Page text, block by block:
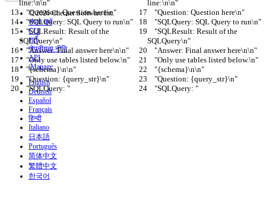
line:\n\n"
line:\n\n"
    "Question: Question here\n"
    "Question: Question here\n"
    "SQLQuery: SQL Query to run\n"
    "SQLQuery: SQL Query to run\n"
    "SQLResult: Result of the
SQLQuery\n"
SQLQuery\n"
    "Answer: Final answer here\n\n"
    "Answer: Final answer here\n\n"
    "Only use tables listed below.\n"
    "Only use tables listed below.\n"
    "{schema}\n\n"
    "{schema}\n\n"
    "Question: {query_str}\n"
    "Question: {query_str}\n"
    "SQLQuery: "
    "SQLQuery: "
© 2026 Checker Software Inc.
संपर्क करें
CLI
शर्तें
गोपनीयता नीति
API
iManage
English
Deutsch
Español
Français
हिन्दी
Italiano
日本語
Português
简体中文
繁體中文
한국어